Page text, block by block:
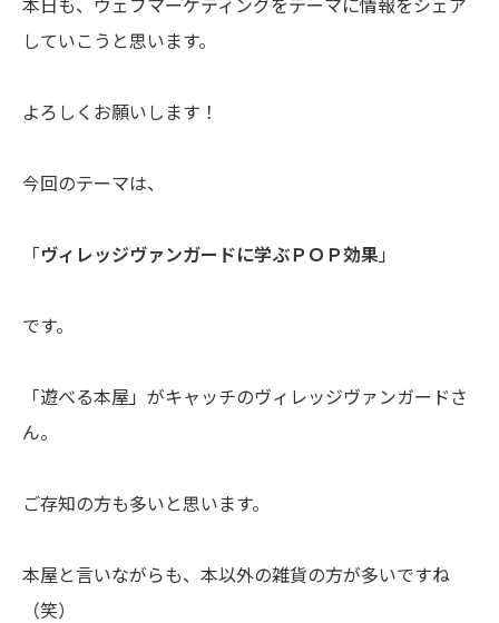
本日も、ウェブマーケティングをテーマに情報をシェア
していこうと思います。
よろしくお願いします！
今回のテーマは、
「ヴィレッジヴァンガードに学ぶＰＯＰ効果 」
です。
「遊べる本屋」がキャッチのヴィレッジヴァンガードさ
ん。
ご存知の方も多いと思います。
本屋と言いながらも、本以外の雑貨の方が多いですね
（笑）